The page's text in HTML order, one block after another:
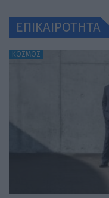
ΕΠΙΚΑΙΡΟΤΗΤΑ
ΚΟΣΜΟΣ